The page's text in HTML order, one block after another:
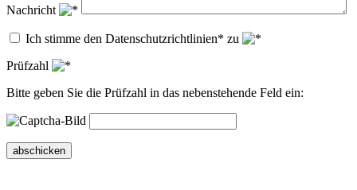
Nachricht
Ich stimme den Datenschutzrichtlinien* zu
Prüfzahl
Bitte geben Sie die Prüfzahl in das nebenstehende Feld ein:
abschicken